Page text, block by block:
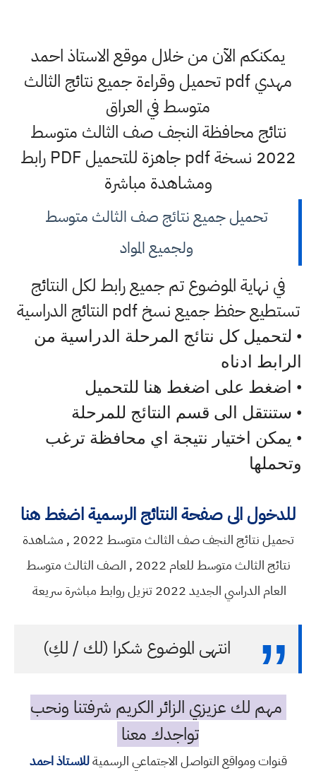
يمكنكم الآن من خلال موقع الاستاذ احمد
مهدي pdf تحميل وقراءة جميع نتائج الثالث
متوسط في العراق
نتائج محافظة النجف صف الثالث متوسط
2022 نسخة pdf جاهزة للتحميل PDF رابط
ومشاهدة مباشرة
تحميل جميع نتائج صف الثالث متوسط
ولجميع المواد
في نهاية الموضوع تم جميع رابط لكل النتائج
تستطيع حفظ جميع نسخ pdf النتائج الدراسية
• لتحميل كل نتائج المرحلة الدراسية من
الرابط ادناه
• اضغط على اضغط هنا للتحميل
• ستنتقل الى قسم النتائج للمرحلة
• يمكن اختيار نتيجة اي محافظة ترغب
وتحملها
للدخول الى صفحة النتائج الرسمية اضغط هنا
تحميل نتائج النجف صف الثالث متوسط 2022 , مشاهدة
نتائج الثالث متوسط للعام 2022 , الصف الثالث متوسط
العام الدراسي الجديد 2022 تنزيل روابط مباشرة سريعة
انتهى الموضوع شكرا (لك / لكِ)
مهم لك عزيزي الزائر الكريم شرفتنا ونحب
تواجدك معنا
قنوات ومواقع التواصل الاجتماعي الرسميةللاستاذ احمد